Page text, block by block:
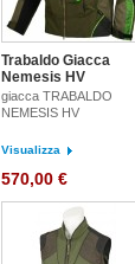
Trabaldo Giacca
Nemesis HV
giacca TRABALDO
NEMESIS HV
Visualizza
570,00 €